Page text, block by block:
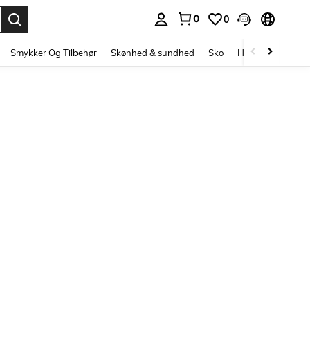
0 0
Smykker Og Tilbehør Skønhed & sundhed Sko Hjem Tekstiler